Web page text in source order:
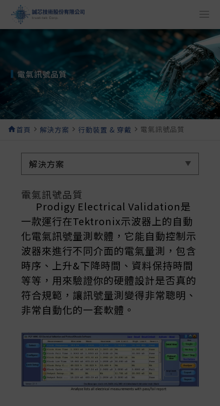
電氣訊號品質
home首頁 navigate_next 解決方案 navigate_next 行動裝置 & 穿戴 navigate_next 電氣訊號品質
解決方案
電氣訊號品質
Prodigy Electrical Validation是
一款運行在Tektronix示波器上的自動
化電氣訊號量測軟體，它能自動控制示
波器來進行不同介面的電氣量測，包含
時序、上升&下降時間、資料保持時間
等等，用來驗證你的硬體設計是否真的
符合規範，讓訊號量測變得非常聰明、
非常自動化的一套軟體。